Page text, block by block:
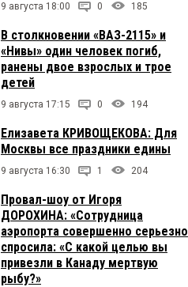
9 августа 18:00 0 185
В столкновении «ВАЗ-2115» и
«Нивы» один человек погиб,
ранены двое взрослых и трое
детей
9 августа 17:15 0 194
Елизавета КРИВОЩЕКОВА: Для
Москвы все праздники едины
9 августа 16:30 1 204
Провал-шоу от Игоря
ДОРОХИНА: «Сотрудница
аэропорта совершенно серьезно
спросила: «С какой целью вы
привезли в Канаду мертвую
рыбу?»